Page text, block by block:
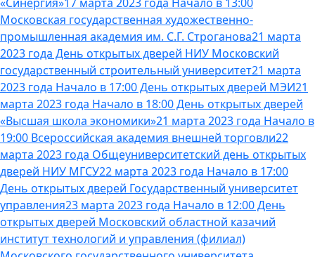
Московская государственная художественно-
промышленная академия им. С.Г. Строганова21 марта
2023 года День открытых дверей НИУ Московский
государственный строительный университет21 марта
2023 года Начало в 17:00 День открытых дверей МЭИ21
марта 2023 года Начало в 18:00 День открытых дверей
«Высшая школа экономики»21 марта 2023 года Начало в
19:00 Всероссийская академия внешней торговли22
марта 2023 года Общеуниверситетский день открытых
дверей НИУ МГСУ22 марта 2023 года Начало в 17:00
День открытых дверей Государственный университет
управления23 марта 2023 года Начало в 12:00 День
открытых дверей Московский областной казачий
институт технологий и управления (филиал)